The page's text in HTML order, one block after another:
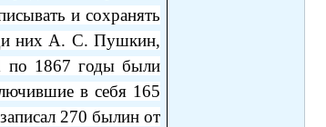
и сохранять
них А. С. Пушкин,
1867 годы были
в себя 165
270 былин от